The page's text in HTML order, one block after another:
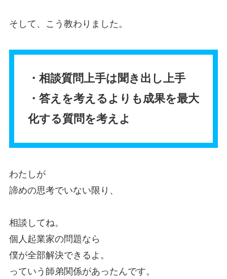
そして、こう教わりました。
・相談質問上手は聞き出し上手
・答えを考えるよりも成果を最大
化する質問を考えよ
わたしが
諦めの思考でいない限り、
相談してね。
個人起業家の問題なら
僕が全部解決できるよ。
っていう師弟関係があったんです。